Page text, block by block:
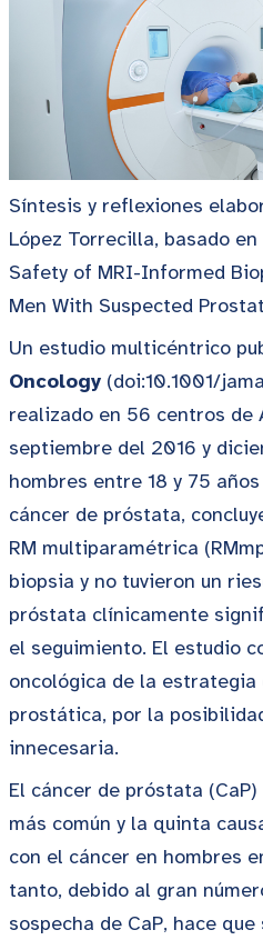
Síntesis y reflexiones
López Torrecilla, basado
Safety of MRI-Informed
Men With Suspected
Un estudio multicéntrico
Oncology (doi:10.1001/
realizado en 56 centros de
septiembre del 2016 y
hombres entre 18 y 75
cáncer de próstata,
RM multiparamétrica
biopsia y no tuvieron un
próstata clínicamente
el seguimiento. El estudio
oncológica de la estrategia
prostática, por la
innecesaria.
El cáncer de próstata
más común y la quinta
con el cáncer en hombres
tanto, debido al gran
sospecha de CaP, hace